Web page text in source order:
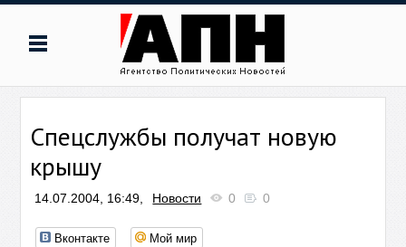
Спецслужбы получат новую
крышу
14.07.2004, 16:49, Новости 0 0
Вконтакте Мой мир